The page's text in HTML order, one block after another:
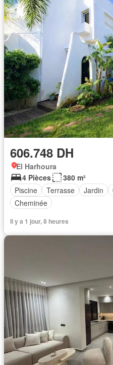
606.748 DH
El Harhoura
4 Pièces
380 m²
Piscine
Terrasse Jardin
Cheminée
Il y a 1 jour, 8 heures